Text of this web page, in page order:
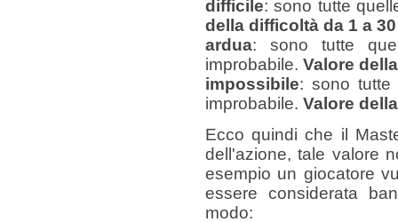
difficile: sono tutte
della difficoltà da 1 a 30
ardua: sono tutte
improbabile. Valore
impossibile: sono tutte
improbabile. Valore
Ecco quindi che il
dell'azione, tale valore
esempio un giocatore
essere considerata
modo: